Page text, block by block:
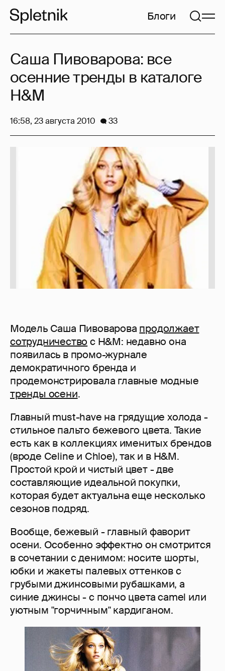
Блоги
Модель Саша Пивоварова продолжает
сотрудничество с H&M: недавно она
появилась в промо-журнале
демократичного бренда и
продемонстрировала главные модные
тренды осени.
Главный must-have на грядущие холода -
стильное пальто бежевого цвета. Такие
есть как в коллекциях именитых брендов
(вроде Celine и Chloe), так и в H&M.
Простой крой и чистый цвет - две
составляющие идеальной покупки,
которая будет актуальна еще несколько
сезонов подряд.
Вообще, бежевый - главный фаворит
осени. Особенно эффектно он смотрится
в сочетании с денимом: носите шорты,
юбки и жакеты палевых оттенков с
грубыми джинсовыми рубашками, а
синие джинсы - с пончо цвета camel или
уютным "горчичным" кардиганом.
Саша Пивоварова: все
осенние тренды в каталоге
H&M
16:58, 23 августа 2010 33